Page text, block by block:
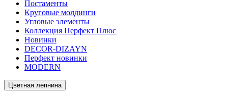
Постаменты
Круговые молдинги
Угловые элементы
Коллекция Перфект Плюс
Новинки
DECOR-DIZAYN
Перфект новинки
MODERN
Цветная лепнина